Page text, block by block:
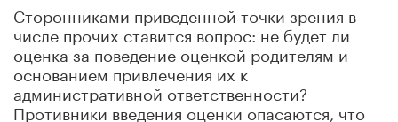
Сторонниками приведенной точки зрения в
числе прочих ставится вопрос: не будет ли
оценка за поведение оценкой родителям и
основанием привлечения их к
административной ответственности?
Противники введения оценки опасаются, что